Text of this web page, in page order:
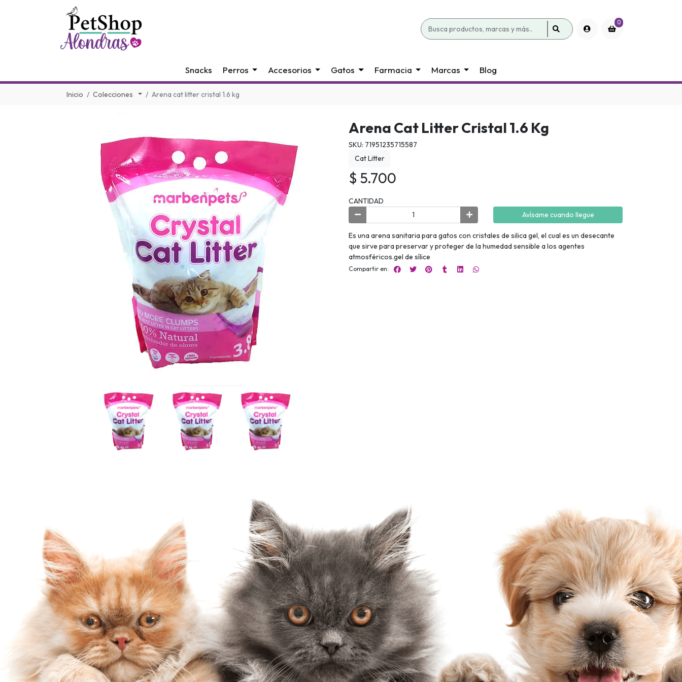
0
Snacks Perros Accesorios Gatos Farmacia Marcas Blog
Inicio Colecciones Arena cat litter cristal 1.6 kg
Arena Cat Litter Cristal 1.6 Kg
SKU: 71951235715587
Cat Litter
$ 5.700
CANTIDAD
Avísame cuando llegue
Es una arena sanitaria para gatos con cristales de silica gel, el cual es un desecante
que sirve para preservar y proteger de la humedad sensible a los agentes
atmosféricos.gel de sílice
Compartir en: